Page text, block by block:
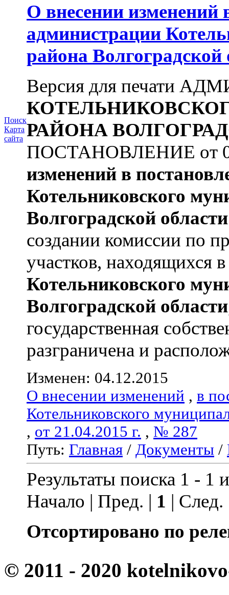
Поиск
Карта
сайта
О внесении изменений
администрации
района Волгоградской
Версия для печати
РАЙОНА
ПОСТАНОВЛЕНИЕ от
изменений в
Котельниковского
Волгоградской области
создании комиссии по
участков, находящихся
Котельниковского
Волгоградской области
государственная
разграничена и
Изменен: 04.12.2015
О внесении изменений , в
Котельниковского
, от 21.04.2015 г. , № 287
Путь: Главная / Документы /
Результаты поиска 1 - 1
Начало | Пред. | 1 |
Отсортировано по
© 2011 - 2020